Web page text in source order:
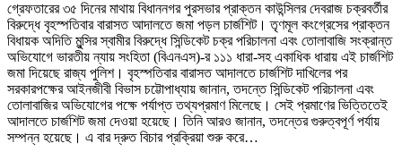
গ্রেফতারের ৩৫ দিনের মাথায় বিধাননগর পুরসভার প্রাক্তন কাউন্সিলর দেবরাজ চক্রবর্তীর
বিরুদ্ধে বৃহস্পতিবার বারাসত আদালতে জমা পড়ল চার্জশিট। তৃণমূল কংগ্রেসের প্রাক্তন
বিধায়ক অদিতি মুন্সির স্বামীর বিরুদ্ধে সিন্ডিকেট চক্র পরিচালনা এবং তোলাবাজি সংক্রান্ত
অভিযোগে ভারতীয় ন্যায় সংহিতা (বিএনএস)-র ১১১ ধারা-সহ একাধিক ধারায় এই চার্জশিট
জমা দিয়েছে রাজ্য পুলিশ। বৃহস্পতিবার বারাসত আদালতে চার্জশিট দাখিলের পর
সরকারপক্ষের আইনজীবী বিভাস চট্টোপাধ্যায় জানান, তদন্তে সিন্ডিকেট পরিচালনা এবং
তোলাবাজির অভিযোগের পক্ষে পর্যাপ্ত তথ্যপ্রমাণ মিলেছে। সেই প্রমাণের ভিত্তিতেই
আদালতে চার্জশিট জমা দেওয়া হয়েছে। তিনি আরও জানান, তদন্তের গুরুত্বপূর্ণ পর্যায়
সম্পন্ন হয়েছে। এ বার দ্রুত বিচার প্রক্রিয়া শুরু করে…